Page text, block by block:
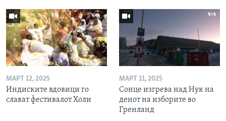
МАРТ 12, 2025
Индиските вдовици го
слават фестивалот Холи
МАРТ 11, 2025
Сонце изгрева над Нук на
денот на изборите во
Гренланд